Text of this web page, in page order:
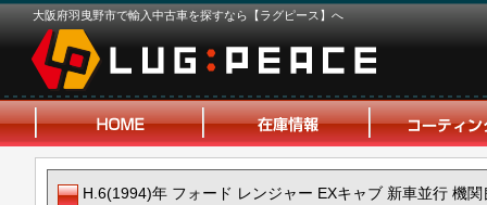
大阪府羽曳野市で輸入中古車を探すなら【ラグピース】へ
H.6(1994)年 フォード レンジャー EXキャブ 新車並行 機関